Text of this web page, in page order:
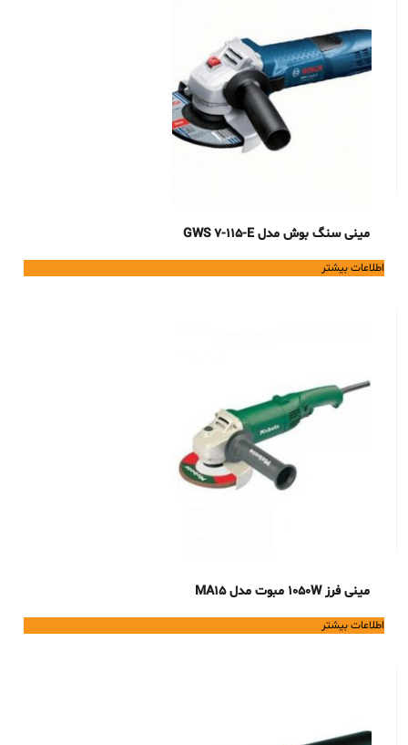
مینی سنگ بوش مدل GWS 7-115-E
اطلاعات بیشتر
مینی فرز 1050W مبوت مدل MA15
اطلاعات بیشتر